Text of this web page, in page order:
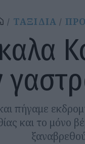
ΤΑΞΙΔΙΑ
πήγαμε
και το μόνο